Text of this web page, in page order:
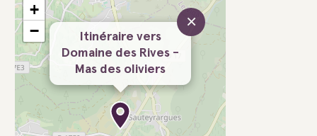
Itinéraire vers
Domaine des Rives -
Mas des oliviers
×
+
−